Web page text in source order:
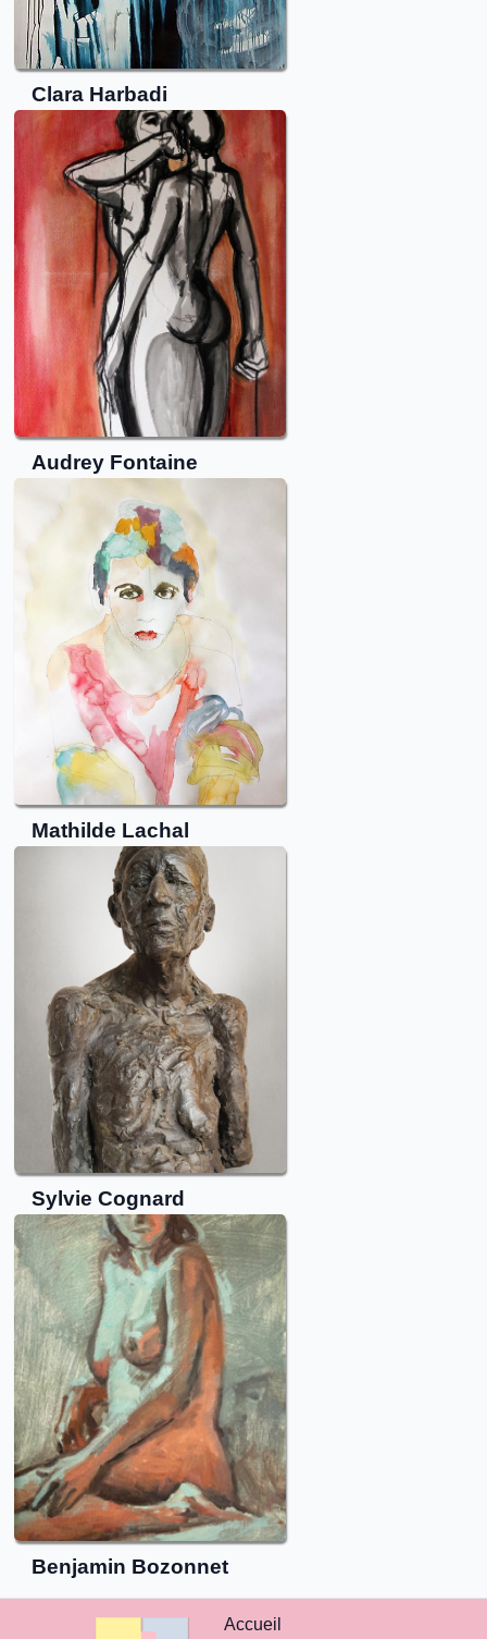
Clara Harbadi
Audrey Fontaine
Mathilde Lachal
Sylvie Cognard
Benjamin Bozonnet
Accueil